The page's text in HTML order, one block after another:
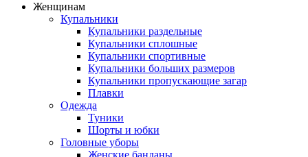
Женщинам
Купальники
Купальники раздельные
Купальники сплошные
Купальники спортивные
Купальники больших размеров
Купальники пропускающие загар
Плавки
Одежда
Туники
Шорты и юбки
Головные уборы
Женские банданы